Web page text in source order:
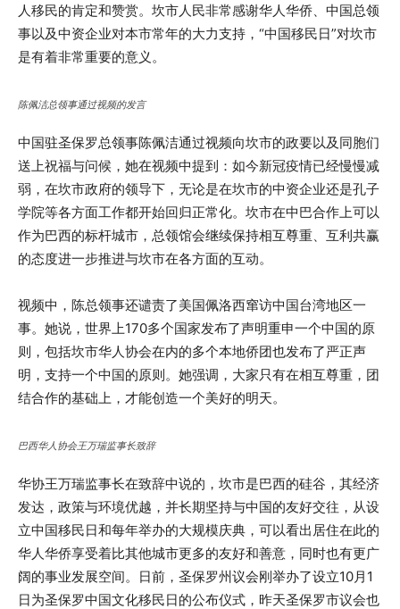
人移民的肯定和赞赏。坎市人民非常感谢华人华侨、中国总领
事以及中资企业对本市常年的大力支持，“中国移民日”对坎市
是有着非常重要的意义。
陈佩洁总领事通过视频的发言
中国驻圣保罗总领事陈佩洁通过视频向坎市的政要以及同胞们
送上祝福与问候，她在视频中提到：如今新冠疫情已经慢慢减
弱，在坎市政府的领导下，无论是在坎市的中资企业还是孔子
学院等各方面工作都开始回归正常化。坎市在中巴合作上可以
作为巴西的标杆城市，总领馆会继续保持相互尊重、互利共赢
的态度进一步推进与坎市在各方面的互动。
视频中，陈总领事还谴责了美国佩洛西窜访中国台湾地区一
事。她说，世界上170多个国家发布了声明重申一个中国的原
则，包括坎市华人协会在内的多个本地侨团也发布了严正声
明，支持一个中国的原则。她强调，大家只有在相互尊重，团
结合作的基础上，才能创造一个美好的明天。
巴西华人协会王万瑞监事长致辞
华协王万瑞监事长在致辞中说的，坎市是巴西的硅谷，其经济
发达，政策与环境优越，并长期坚持与中国的友好交往，从设
立中国移民日和每年举办的大规模庆典，可以看出居住在此的
华人华侨享受着比其他城市更多的友好和善意，同时也有更广
阔的事业发展空间。日前，圣保罗州议会刚举办了设立10月1
日为圣保罗中国文化移民日的公布仪式，昨天圣保罗市议会也